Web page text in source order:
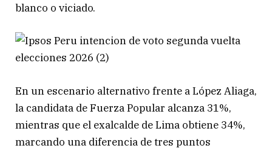
blanco o viciado.
En un escenario alternativo frente a López Aliaga,
la candidata de Fuerza Popular alcanza 31%,
mientras que el exalcalde de Lima obtiene 34%,
marcando una diferencia de tres puntos